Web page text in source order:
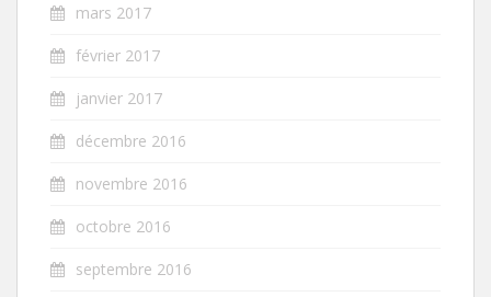
mars 2017
février 2017
janvier 2017
décembre 2016
novembre 2016
octobre 2016
septembre 2016